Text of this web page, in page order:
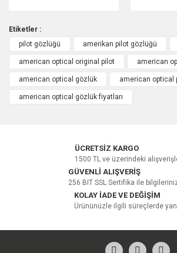
Etiketler :
pilot gözlüğü
amerikan pilot gözlüğü
american optical original pilot american
american optical gözlük american optical
american optical gözlük fiyatları
ÜCRETSİZ KARGO
1500 TL ve üzerindeki
GÜVENLİ ALIŞVERİŞ
256 BIT SSL Sertifika ile
KOLAY İADE VE DEĞİŞİM
Ürününüzle ilgili süreçlerde